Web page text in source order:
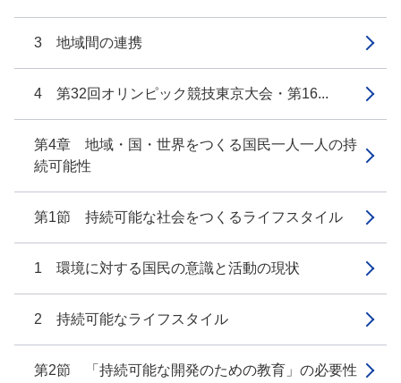
3 地域間の連携
4 第32回オリンピック競技東京大会・第16...
第4章 地域・国・世界をつくる国民一人一人の持
続可能性
第1節 持続可能な社会をつくるライフスタイル
1 環境に対する国民の意識と活動の現状
2 持続可能なライフスタイル
第2節 「持続可能な開発のための教育」の必要性